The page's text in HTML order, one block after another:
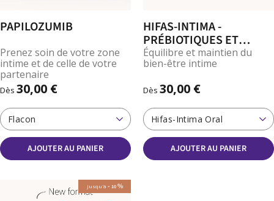
PAPILOZUMIB
Prenez soin de votre zone
intime et de celle de votre
partenaire
Dès 30,00 €
Flacon
AJOUTER AU PANIER
HIFAS-INTIMA -
PRÉBIOTIQUES ET
PROBIOTIQUES
VAGINAUX
Équilibre et maintien du
bien-être intime
Dès 30,00 €
Hifas-Intima Oral
AJOUTER AU PANIER
Jusqu'à - 10%